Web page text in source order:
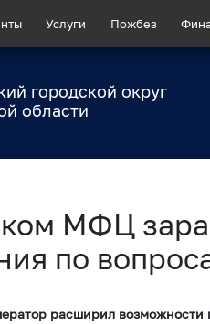
Услуги Пожбез
городской округ
области
МФЦ
по
расширил возможности